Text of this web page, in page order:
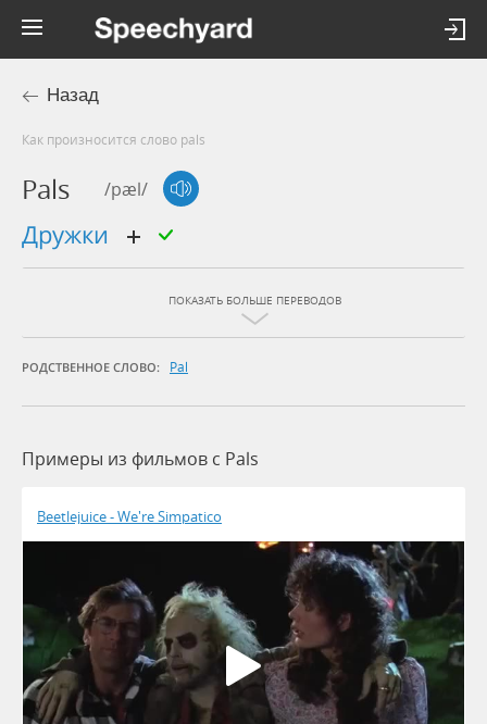
Назад
Как произносится слово pals
Pals /pæl/
дружки
ПОКАЗАТЬ БОЛЬШЕ ПЕРЕВОДОВ
РОДСТВЕННОЕ СЛОВО: Pal
Примеры из фильмов c Pals
Beetlejuice - We're Simpatico